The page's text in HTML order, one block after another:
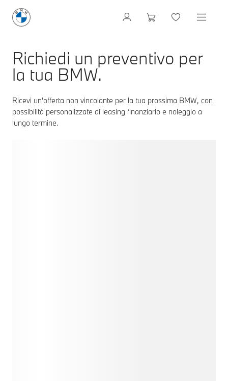
Richiedi un preventivo per
la tua BMW.
Ricevi un'offerta non vincolante per la tua prossima BMW, con
possibilità personalizzate di leasing finanziario e noleggio a
lungo termine.